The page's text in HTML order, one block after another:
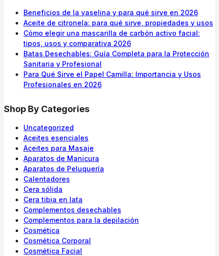
Beneficios de la vaselina y para qué sirve en 2026
Aceite de citronela: para qué sirve, propiedades y usos
Cómo elegir una mascarilla de carbón activo facial:
tipos, usos y comparativa 2026
Batas Desechables: Guía Completa para la Protección
Sanitaria y Profesional
Para Qué Sirve el Papel Camilla: Importancia y Usos
Profesionales en 2026
Shop By Categories
Uncategorized
Aceites esenciales
Aceites para Masaje
Aparatos de Manicura
Aparatos de Peluquería
Calentadores
Cera sólida
Cera tibia en lata
Complementos desechables
Complementos para la depilación
Cosmética
Cosmética Corporal
Cosmética Facial